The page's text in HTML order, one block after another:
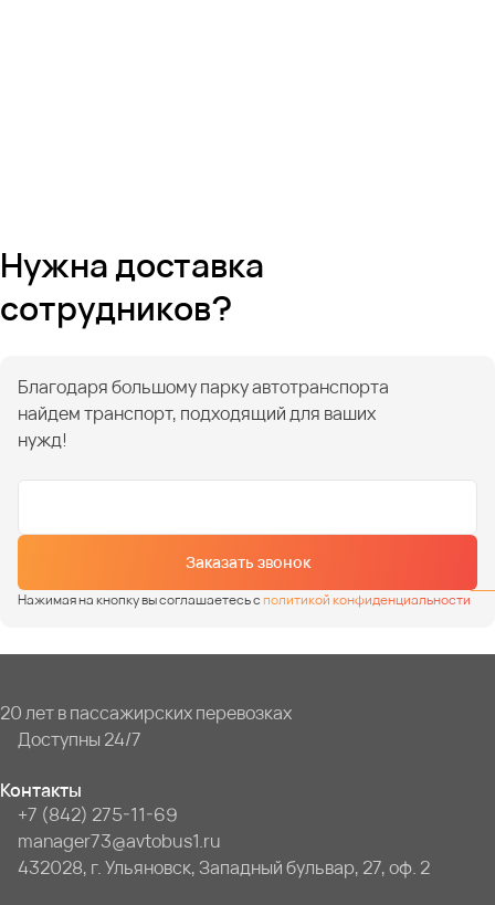
Нужна доставка
сотрудников?
Благодаря большому парку автотранспорта
найдем транспорт, подходящий для ваших
нужд!
Заказать звонок
Нажимая на кнопку вы соглашаетесь сполитикой конфиденциальности
20 лет в пассажирских перевозках
Доступны 24/7
Контакты
+7 (842) 275-11-69
manager73@avtobus1.ru
432028, г. Ульяновск, Западный бульвар, 27, оф. 2